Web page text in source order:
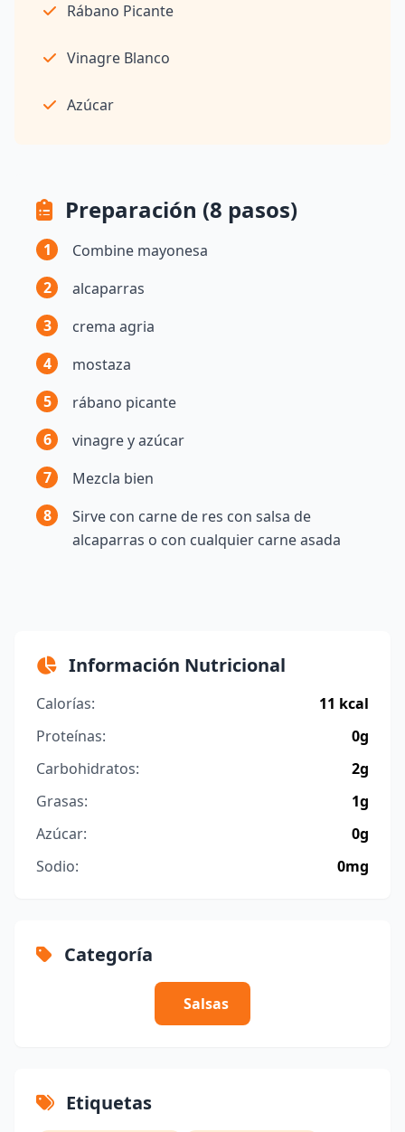
Rábano Picante
Vinagre Blanco
Azúcar
Preparación (8 pasos)
1
Combine mayonesa
2
alcaparras
3
crema agria
4
mostaza
5
rábano picante
6
vinagre y azúcar
7
Mezcla bien
8
Sirve con carne de res con salsa de
alcaparras o con cualquier carne asada
Información Nutricional
Calorías:
11 kcal
Proteínas:
0g
Carbohidratos:
2g
Grasas:
1g
Azúcar:
0g
Sodio:
0mg
Categoría
Salsas
Etiquetas